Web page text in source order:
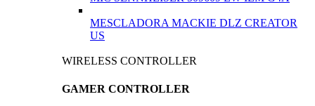
MESCLADORA MACKIE DLZ CREATOR
US
WIRELESS CONTROLLER
GAMER CONTROLLER